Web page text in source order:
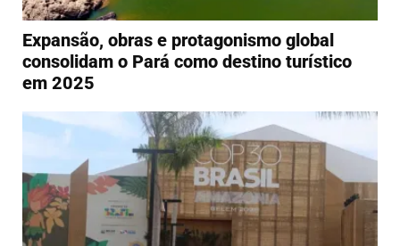
Expansão, obras e protagonismo global
consolidam o Pará como destino turístico
em 2025